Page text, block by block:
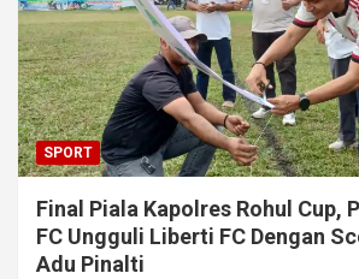
SPORT
Final Piala Kapolres Rohul Cup,
FC Ungguli Liberti FC Dengan
Adu Pinalti